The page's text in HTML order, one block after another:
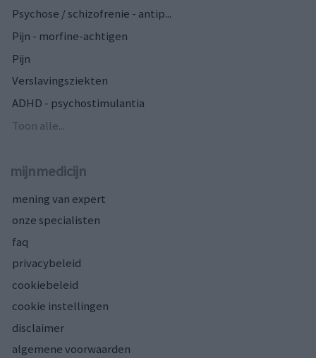
Psychose / schizofrenie - antip...
Pijn - morfine-achtigen
Pijn
Verslavingsziekten
ADHD - psychostimulantia
Toon alle...
mijnmedicijn
mening van expert
onze specialisten
faq
privacybeleid
cookiebeleid
cookie instellingen
disclaimer
algemene voorwaarden